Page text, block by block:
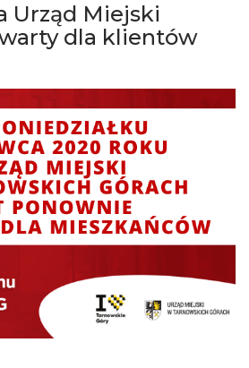
Urząd Miejski
dla klientów